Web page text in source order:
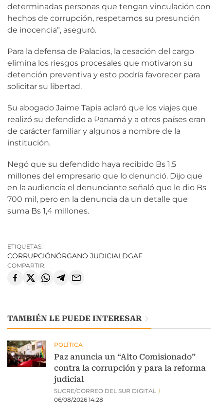
determinadas personas que tengan vinculación con
hechos de corrupción, respetamos su presunción
de inocencia”, aseguró.
Para la defensa de Palacios, la cesación del cargo
elimina los riesgos procesales que motivaron su
detención preventiva y esto podría favorecer para
solicitar su libertad.
Su abogado Jaime Tapia aclaró que los viajes que
realizó su defendido a Panamá y a otros países eran
de carácter familiar y algunos a nombre de la
institución.
Negó que su defendido haya recibido Bs 1,5
millones del empresario que lo denunció. Dijo que
en la audiencia el denunciante señaló que le dio Bs
700 mil, pero en la denuncia da un detalle que
suma Bs 1,4 millones.
ETIQUETAS:
CORRUPCIÓNÓRGANO JUDICIALDGAF
COMPARTIR:
TAMBIÉN LE PUEDE INTERESAR